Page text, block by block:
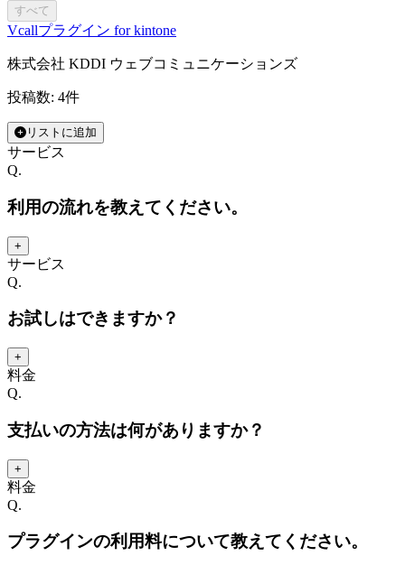
すべて
Vcallプラグイン for kintone
株式会社 KDDI ウェブコミュニケーションズ
投稿数: 4件
リストに追加
サービス
Q.
利用の流れを教えてください。
+
サービス
Q.
お試しはできますか？
+
料金
Q.
支払いの方法は何がありますか？
+
料金
Q.
プラグインの利用料について教えてください。